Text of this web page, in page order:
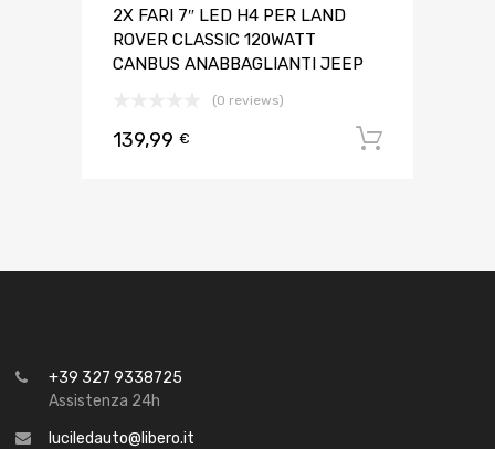
2X FARI 7″ LED H4 PER LAND
ROVER CLASSIC 120WATT
CANBUS ANABBAGLIANTI JEEP
(0 reviews)
139,99 €
+39 327 9338725
Assistenza 24h
luciledauto@libero.it